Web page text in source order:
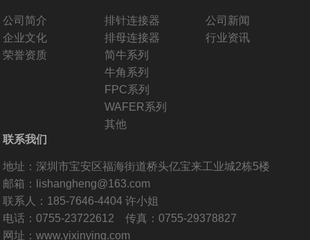
公司简介
企业文化
荣誉资质
排针连接器
排母连接器
简牛系列
牛角系列
FPC系列
WAFER系列
其他
公司新闻
行业资讯
联系我们
地址：深圳市宝安区福海街道桥头亿宝来工业城2栋5楼
邮箱：lishangheng@163.com
联系人：185-7646-4404 许小姐
电话：0755-23722612 传真：0755-29378827
网址：www.yixinying.com